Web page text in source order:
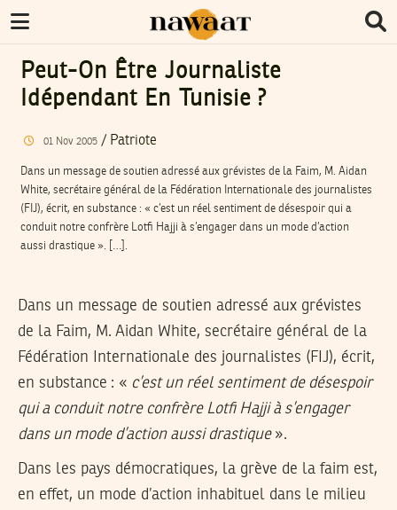
Peut-On Être Journaliste
Idépendant En Tunisie ?
01 Nov 2005/ Patriote
Dans un message de soutien adressé aux grévistes de la Faim, M. Aidan
White, secrétaire général de la Fédération Internationale des journalistes
(FIJ), écrit, en substance : « c’est un réel sentiment de désespoir qui a
conduit notre confrère Lotfi Hajji à s’engager dans un mode d’action
aussi drastique ». […].
Dans un message de soutien adressé aux grévistes
de la Faim, M. Aidan White, secrétaire général de la
Fédération Internationale des journalistes (FIJ), écrit,
en substance : « c’est un réel sentiment de désespoir
qui a conduit notre confrère Lotfi Hajji à s’engager
dans un mode d’action aussi drastique».
Dans les pays démocratiques, la grève de la faim est,
en effet, un mode d’action inhabituel dans le milieu